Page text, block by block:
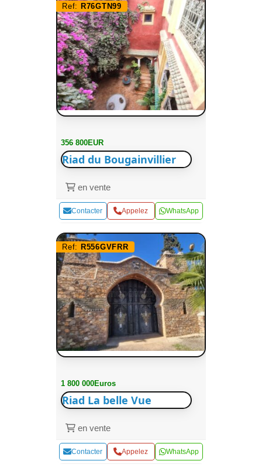
Ref: R76GTN99
356 800EUR
Riad du Bougainvillier
en vente
Contacter Appelez WhatsApp
Ref: R556GVFRR
1 800 000Euros
Riad La belle Vue
en vente
Contacter Appelez WhatsApp